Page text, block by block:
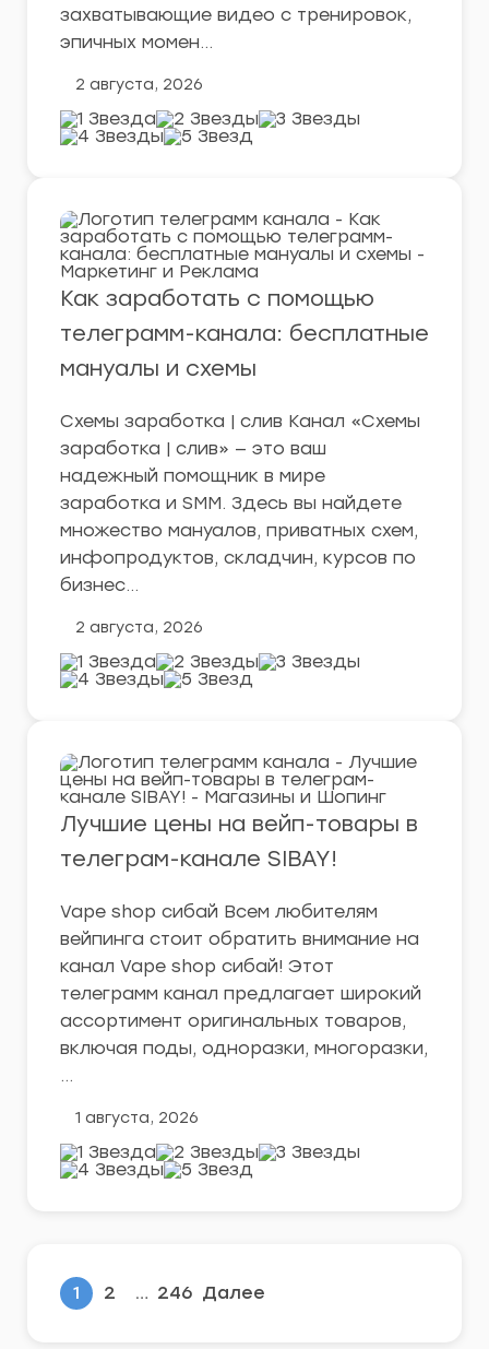
захватывающие видео с тренировок,
эпичных момен…
2 августа, 2026
Как заработать с помощью
телеграмм-канала: бесплатные
мануалы и схемы
Схемы заработка | слив Канал «Схемы
заработка | слив» — это ваш
надежный помощник в мире
заработка и SMM. Здесь вы найдете
множество мануалов, приватных схем,
инфопродуктов, складчин, курсов по
бизнес…
2 августа, 2026
Лучшие цены на вейп-товары в
телеграм-канале SIBAY!
Vape shop сибай Всем любителям
вейпинга стоит обратить внимание на
канал Vape shop сибай! Этот
телеграмм канал предлагает широкий
ассортимент оригинальных товаров,
включая поды, одноразки, многоразки,
…
1 августа, 2026
1 2 … 246 Далее